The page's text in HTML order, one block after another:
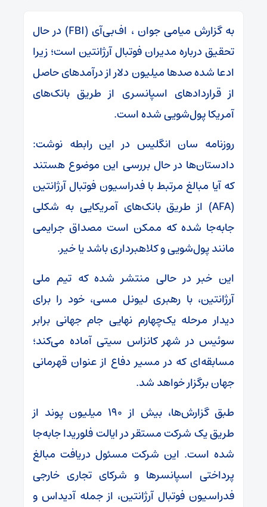
به گزارش میامی جوان ، اف‌بی‌آی (FBI) در حال
تحقیق درباره مدیران فوتبال آرژانتین است؛ زیرا
ادعا شده صدها میلیون دلار از درآمدهای حاصل
از قراردادهای اسپانسری از طریق بانک‌های
آمریکا پول‌شویی شده است.
روزنامه سان انگلیس در این رابطه نوشت:
دادستان‌ها در حال بررسی این موضوع هستند
که آیا مبالغ مرتبط با فدراسیون فوتبال آرژانتین
(AFA) از طریق بانک‌های آمریکایی به شکلی
جابه‌جا شده که ممکن است مصداق جرایمی
مانند پول‌شویی و کلاهبرداری باشد یا خیر.
این خبر در حالی منتشر شده که تیم ملی
آرژانتین، با رهبری لیونل مسی، خود را برای
دیدار مرحله یک‌چهارم نهایی جام جهانی برابر
سوئیس در شهر کانزاس سیتی آماده می‌کند؛
مسابقه‌ای که در مسیر دفاع از عنوان قهرمانی
جهان برگزار خواهد شد.
طبق گزارش‌ها، بیش از ۱۹۰ میلیون پوند از
طریق یک شرکت مستقر در ایالت فلوریدا جابه‌جا
شده است. این شرکت مسئول دریافت مبالغ
پرداختی اسپانسرها و شرکای تجاری خارجی
فدراسیون فوتبال آرژانتین، از جمله آدیداس و